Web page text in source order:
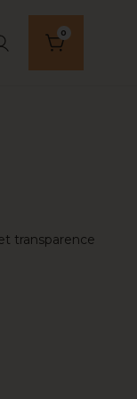
Nombre de
0
transparence